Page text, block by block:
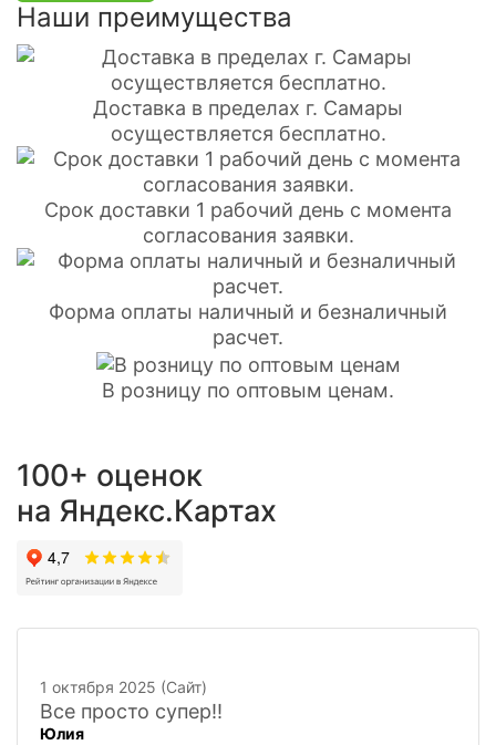
Наши преимущества
Доставка в пределах г. Самары
осуществляется бесплатно.
Срок доставки 1 рабочий день с момента
согласования заявки.
Форма оплаты наличный и безналичный
расчет.
В розницу по оптовым ценам.
100+ оценок
на Яндекс.Картах
1 октября 2025 (Сайт)
Все просто супер!!
Юлия